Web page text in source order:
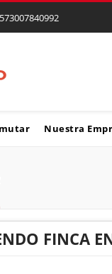
Nuestra
FINCA